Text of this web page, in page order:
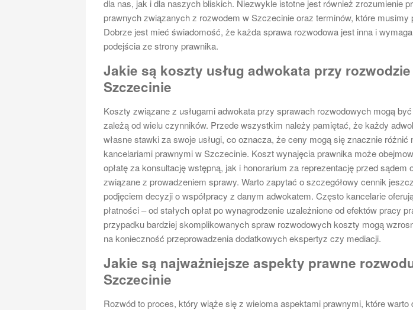
dla nas, jak i dla naszych bliskich. Niezwykle istotne jest również zrozumienie
prawnych związanych z rozwodem w Szczecinie oraz terminów, które musimy
Dobrze jest mieć świadomość, że każda sprawa rozwodowa jest inna i
podejścia ze strony prawnika.
Jakie są koszty usług adwokata przy
Szczecinie
Koszty związane z usługami adwokata przy sprawach rozwodowych mogą
zależą od wielu czynników. Przede wszystkim należy pamiętać, że każdy
własne stawki za swoje usługi, co oznacza, że ceny mogą się znacznie
kancelariami prawnymi w Szczecinie. Koszt wynajęcia prawnika może
opłatę za konsultację wstępną, jak i honorarium za reprezentację przed sądem
związane z prowadzeniem sprawy. Warto zapytać o szczegółowy cennik
podjęciem decyzji o współpracy z danym adwokatem. Często kancelarie
płatności – od stałych opłat po wynagrodzenie uzależnione od efektów pracy
przypadku bardziej skomplikowanych spraw rozwodowych koszty mogą
na konieczność przeprowadzenia dodatkowych ekspertyz czy mediacji.
Jakie są najważniejsze aspekty prawne
Szczecinie
Rozwód to proces, który wiąże się z wieloma aspektami prawnymi, które warto